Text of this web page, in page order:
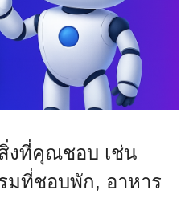
งที่คุณชอบ เช่น
มที่ชอบพัก, อาหาร